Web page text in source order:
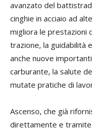
avanzato del
cinghie in acciaio ad
migliora le prestazioni
trazione, la guidabilità
anche nuove
carburante, la salute
mutate pratiche di
Ascenso, che già
direttamente e tramite